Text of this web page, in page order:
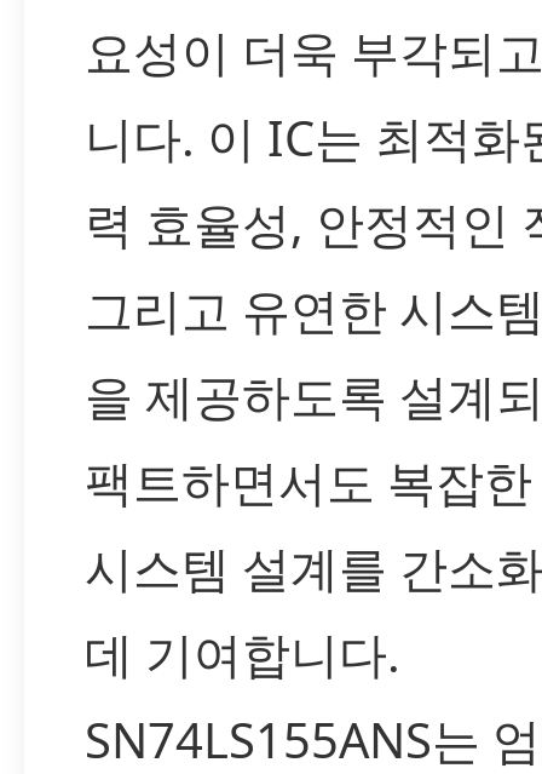
요성이 더욱 부각되
니다. 이 IC는 최적화
력 효율성, 안정적인
그리고 유연한 시스
을 제공하도록 설계
팩트하면서도 복잡
시스템 설계를 간소
데 기여합니다.
SN74LS155ANS는